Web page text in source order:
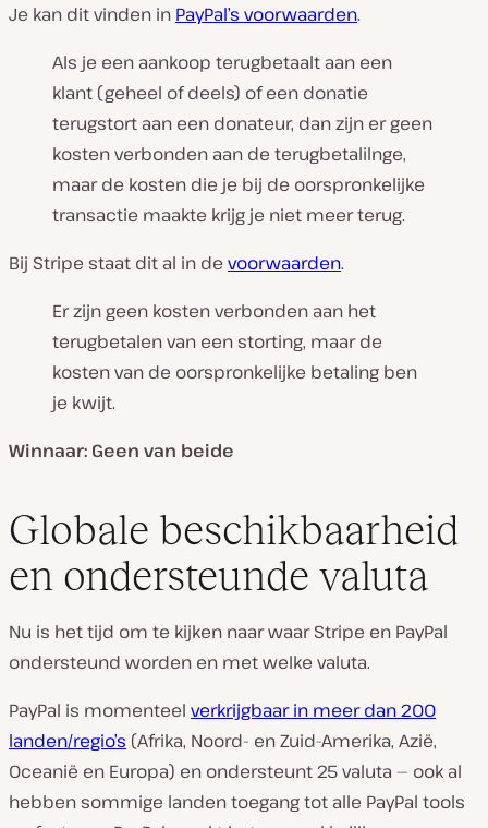
Je kan dit vinden in PayPal’s voorwaarden.
Als je een aankoop terugbetaalt aan een
klant (geheel of deels) of een donatie
terugstort aan een donateur, dan zijn er geen
kosten verbonden aan de terugbetalilnge,
maar de kosten die je bij de oorspronkelijke
transactie maakte krijg je niet meer terug.
Bij Stripe staat dit al in de voorwaarden.
Er zijn geen kosten verbonden aan het
terugbetalen van een storting, maar de
kosten van de oorspronkelijke betaling ben
je kwijt.
Winnaar: Geen van beide
Globale beschikbaarheid
en ondersteunde valuta
Nu is het tijd om te kijken naar waar Stripe en PayPal
ondersteund worden en met welke valuta.
PayPal is momenteel verkrijgbaar in meer dan 200
landen/regio’s (Afrika, Noord- en Zuid-Amerika, Azië,
Oceanië en Europa) en ondersteunt 25 valuta — ook al
hebben sommige landen toegang tot alle PayPal tools